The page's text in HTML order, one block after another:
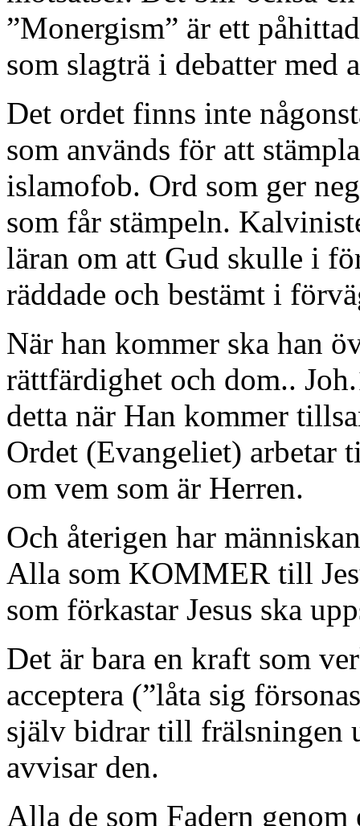
”Monergism” är ett
som slagträ i debatter med
Det ordet finns inte
som används för att
islamofob. Ord som ger
som får stämpeln.
läran om att Gud skulle i
räddade och bestämt i
När han kommer ska han
rättfärdighet och dom..
detta när Han kommer
Ordet (Evangeliet) arbetar
om vem som är Herren.
Och återigen har
Alla som KOMMER till
som förkastar Jesus ska
Det är bara en kraft som
acceptera (”låta sig
själv bidrar till frälsningen
avvisar den.
Alla de som Fadern